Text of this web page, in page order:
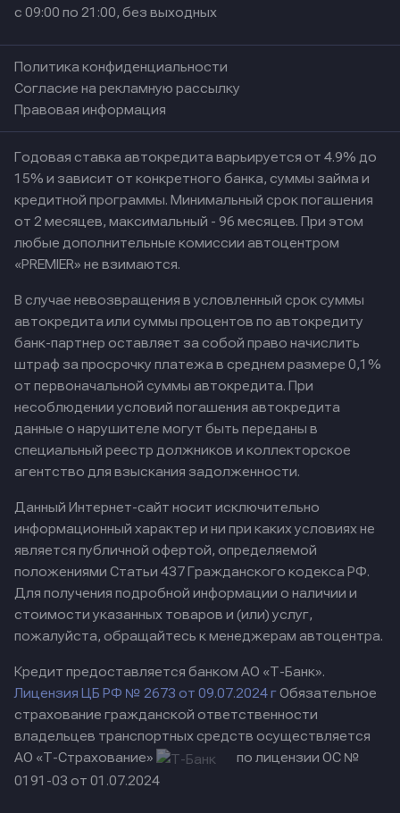
с 09:00 по 21:00, без выходных
Политика конфиденциальности
Согласие на рекламную рассылку
Правовая информация
Годовая ставка автокредита варьируется от 4.9% до
15% и зависит от конкретного банка, суммы займа и
кредитной программы. Минимальный срок погашения
от 2 месяцев, максимальный - 96 месяцев. При этом
любые дополнительные комиссии автоцентром
«PREMIER» не взимаются.
В случае невозвращения в условленный срок суммы
автокредита или суммы процентов по автокредиту
банк-партнер оставляет за собой право начислить
штраф за просрочку платежа в среднем размере 0,1%
от первоначальной суммы автокредита. При
несоблюдении условий погашения автокредита
данные о нарушителе могут быть переданы в
специальный реестр должников и коллекторское
агентство для взыскания задолженности.
Данный Интернет-сайт носит исключительно
информационный характер и ни при каких условиях не
является публичной офертой, определяемой
положениями Статьи 437 Гражданского кодекса РФ.
Для получения подробной информации о наличии и
стоимости указанных товаров и (или) услуг,
пожалуйста, обращайтесь к менеджерам автоцентра.
Кредит предоставляется банком АО «Т-Банк».
Лицензия ЦБ РФ № 2673 от 09.07.2024 гОбязательное
страхование гражданской ответственности
владельцев транспортных средств осуществляется
АО «Т-Страхование»
по лицензии ОС №
0191-03 от 01.07.2024